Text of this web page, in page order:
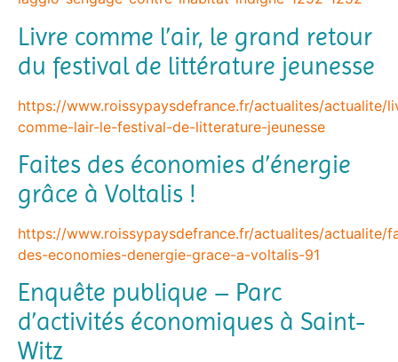
Livre comme l’air, le grand retour
du festival de littérature jeunesse
https://www.roissypaysdefrance.fr/actualites/actualite/
comme-lair-le-festival-de-litterature-jeunesse
Faites des économies d’énergie
grâce à Voltalis !
https://www.roissypaysdefrance.fr/actualites/actualite/
des-economies-denergie-grace-a-voltalis-91
Enquête publique – Parc
d’activités économiques à Saint-
Witz